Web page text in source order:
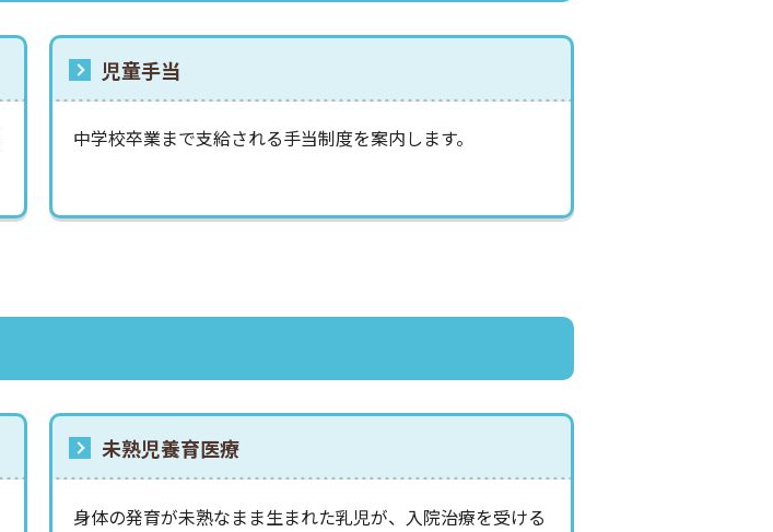
児童手当
中学校卒業まで支給される手当制度を案内します。
未熟児養育医療
身体の発育が未熟なまま生まれた乳児が、入院治療を受ける